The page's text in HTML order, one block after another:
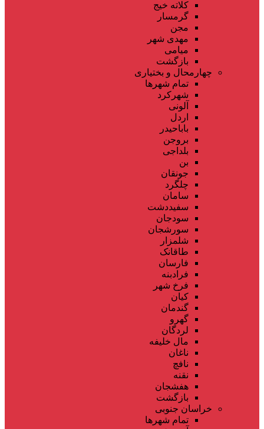
کلاته خیج
گرمسار
مجن
مهدی شهر
میامی
بازگشت
چهارمحال و بختیاری
تمام شهر‌ها
شهرکرد
آلونی
اردل
باباحیدر
بروجن
بلداجی
بن
جونقان
چلگرد
سامان
سفیددشت
سودجان
سورشجان
شلمزار
طاقانک
فارسان
فرادبنه
فرخ شهر
کیان
گندمان
گهرو
لردگان
مال خلیفه
ناغان
نافچ
نقنه
هفشجان
بازگشت
خراسان جنوبی
تمام شهر‌ها